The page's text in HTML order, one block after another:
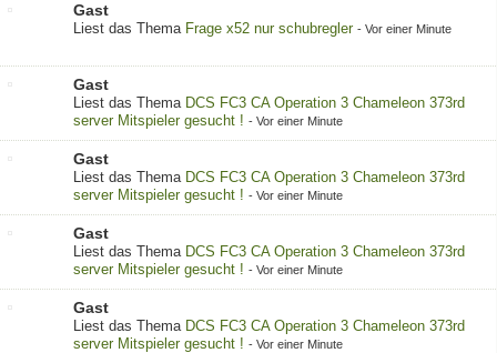
Gast
Liest das Thema Frage x52 nur schubregler - Vor einer Minute
Gast
Liest das Thema DCS FC3 CA Operation 3 Chameleon 373rd
server Mitspieler gesucht ! - Vor einer Minute
Gast
Liest das Thema DCS FC3 CA Operation 3 Chameleon 373rd
server Mitspieler gesucht ! - Vor einer Minute
Gast
Liest das Thema DCS FC3 CA Operation 3 Chameleon 373rd
server Mitspieler gesucht ! - Vor einer Minute
Gast
Liest das Thema DCS FC3 CA Operation 3 Chameleon 373rd
server Mitspieler gesucht ! - Vor einer Minute